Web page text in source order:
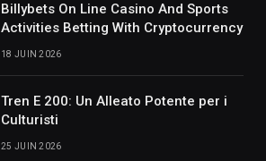
Billybets On Line Casino And Sports
Activities Betting With Cryptocurrency
18 JUIN 2026
Tren E 200: Un Alleato Potente per i
Culturisti
25 JUIN 2026